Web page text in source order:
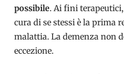
possibile. Ai fini
cura di se stessi è la prima
malattia. La demenza non
eccezione.